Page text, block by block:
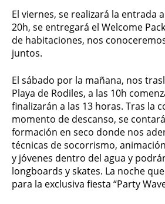
El viernes, se realizará la entrada
20h, se entregará el Welcome
de habitaciones, nos
juntos.
El sábado por la mañana, nos
Playa de Rodiles, a las 10h
finalizarán a las 13 horas. Tras la
momento de descanso, se
formación en seco donde nos
técnicas de socorrismo,
y jóvenes dentro del agua y
longboards y skates. La noche
para la exclusiva fiesta “Party